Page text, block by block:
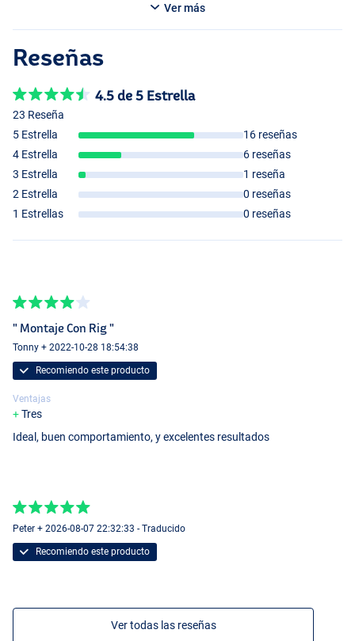
Ver más
Reseñas
4.5 de 5 Estrella
23 Reseña
5 Estrella
16 reseñas
4 Estrella
6 reseñas
3 Estrella
1 reseña
2 Estrella
0 reseñas
1 Estrellas
0 reseñas
" Montaje Con Rig "
Tonny + 2022-10-28 18:54:38
Recomiendo este producto
Ventajas
Tres
Ideal, buen comportamiento, y excelentes resultados
Peter + 2026-08-07 22:32:33 - Traducido
Recomiendo este producto
Ver todas las reseñas